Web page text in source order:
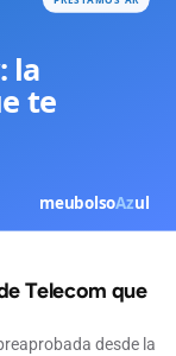
Telecom que
desde la